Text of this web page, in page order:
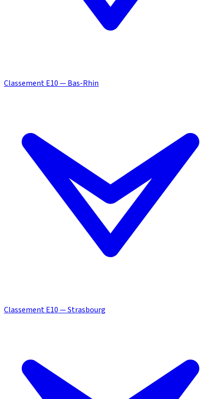
Classement E10 — Bas-Rhin
Classement E10 — Strasbourg